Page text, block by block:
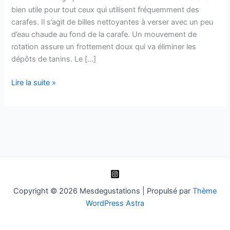
bien utile pour tout ceux qui utilisent fréquemment des
carafes. Il s’agit de billes nettoyantes à verser avec un peu
d’eau chaude au fond de la carafe. Un mouvement de
rotation assure un frottement doux qui va éliminer les
dépôts de tanins. Le […]
Peugeot
Lire la suite »
Copyright © 2026 Mesdegustations | Propulsé par Thème
WordPress Astra